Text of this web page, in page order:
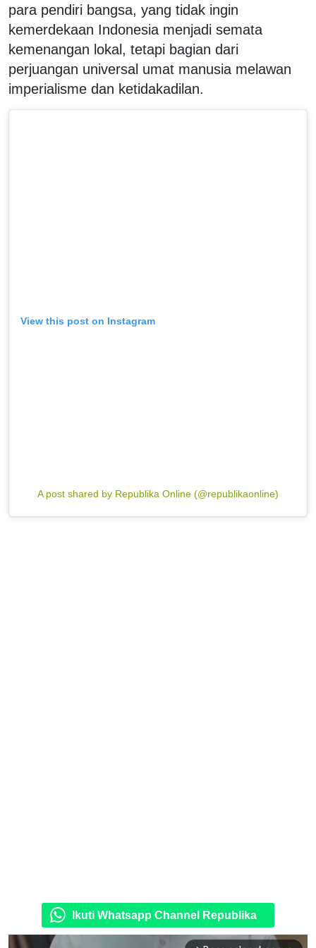
para pendiri bangsa, yang tidak ingin
kemerdekaan Indonesia menjadi semata
kemenangan lokal, tetapi bagian dari
perjuangan universal umat manusia melawan
imperialisme dan ketidakadilan.
View this post on Instagram
A post shared by Republika Online (@republikaonline)
Ikuti Whatsapp Channel Republika